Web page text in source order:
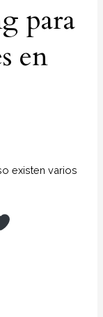
para
en
existen varios